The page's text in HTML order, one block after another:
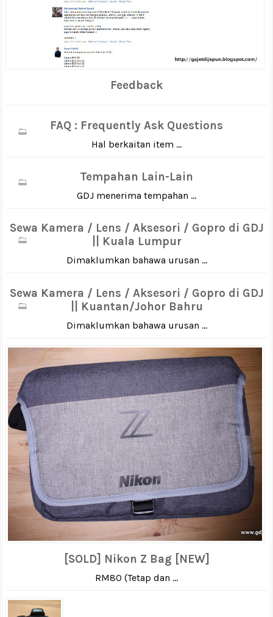
Feedback
FAQ : Frequently Ask Questions
Hal berkaitan item ...
Tempahan Lain-Lain
GDJ menerima tempahan ...
Sewa Kamera / Lens / Aksesori / Gopro di GDJ
|| Kuala Lumpur
Dimaklumkan bahawa urusan ...
Sewa Kamera / Lens / Aksesori / Gopro di GDJ
|| Kuantan/Johor Bahru
Dimaklumkan bahawa urusan ...
[SOLD] Nikon Z Bag [NEW]
RM80 (Tetap dan ...